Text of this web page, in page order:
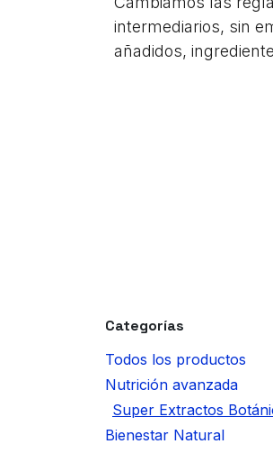
intermediarios, sin
añadidos,
Categorías
Todos los productos
Nutrición avanzada
Super Extractos
Bienestar Natural